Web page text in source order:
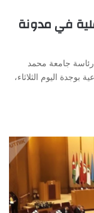
في مدونة
جامعة محمد
بوجدة اليوم الثلاثاء،